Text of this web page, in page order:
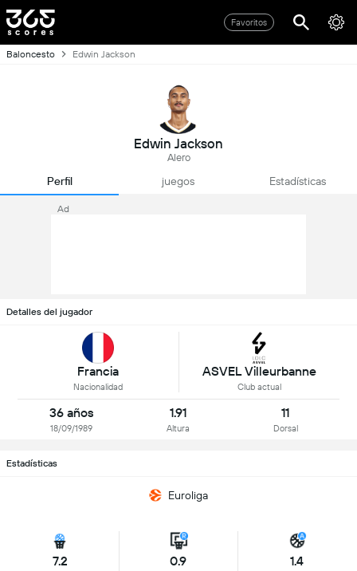
Favoritos
Baloncesto Edwin Jackson
Edwin Jackson
Alero
Perfil juegos Estadísticas
Ad
Detalles del jugador
Francia
Nacionalidad
ASVEL Villeurbanne
Club actual
36 años
18/09/1989
1.91
Altura
11
Dorsal
Estadísticas
Euroliga
7.2 0.9 1.4